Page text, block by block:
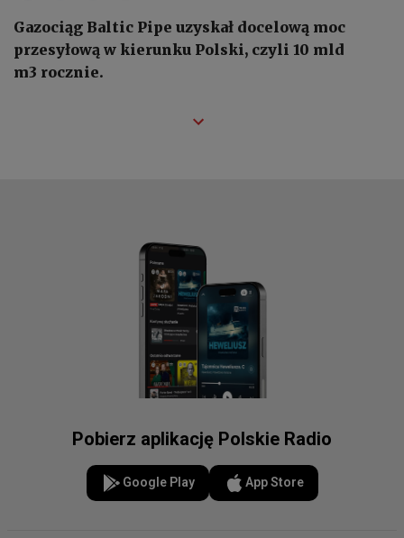
Gazociąg Baltic Pipe uzyskał docelową moc
przesyłową w kierunku Polski, czyli 10 mld
m3 rocznie.
Pobierz aplikację Polskie Radio
Google Play App Store